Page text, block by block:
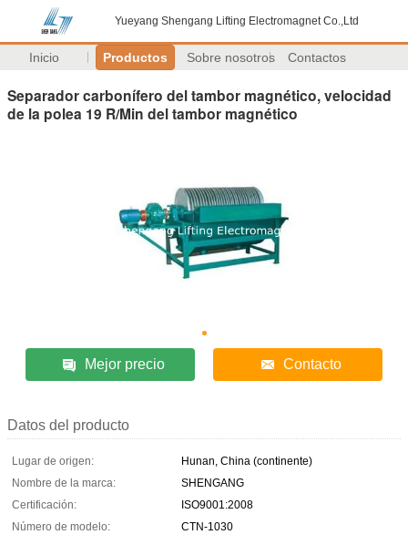
Yueyang Shengang Lifting Electromagnet Co.,Ltd
Inicio Productos Sobre nosotros Contactos
Separador carbonífero del tambor magnético, velocidad
de la polea 19 R/Min del tambor magnético
Mejor precio Contacto
Datos del producto
Lugar de origen:
Hunan, China (continente)
Nombre de la marca:
SHENGANG
Certificación:
ISO9001:2008
Número de modelo:
CTN-1030